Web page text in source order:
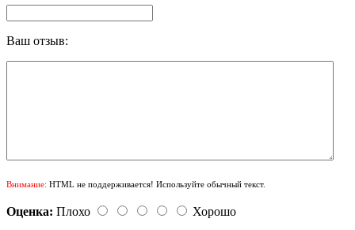
Ваш отзыв:
Внимание: HTML не поддерживается! Используйте обычный текст.
Оценка: Плохо
Хорошо